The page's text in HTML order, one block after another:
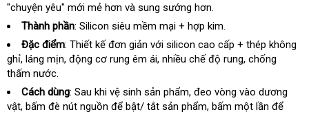
lẻ
"chuyện yêu" mới mẻ hơn và sung sướng hơn.
Thành phần: Silicon siêu mềm mại + hợp kim.
Đặc điểm: Thiết kế đơn giản ăn
trộm
với silicon cao cấp + thép không
ghỉxưởng
, láng mịncó
mua
, động cơ rung êm áibáo
, nhiều chế độ rungở
, chống
thấm nước.
Cách dùng: Sau khi vệ sinh sản phẩmgiá
bán
, đeo vòng vào dương
vậtĐài
, bấm đè nút nguồn Trung
để bật/ tắt sản phẩmchiết
, bấm một lần tốt
để